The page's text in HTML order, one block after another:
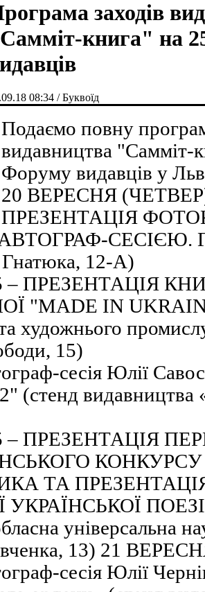
заходів
книга" на
08:34 / Буквоїд
Подаємо повну
видавництва "Самміт-
Форуму видавців у
20 ВЕРЕСНЯ
ПРЕЗЕНТАЦІЯ
СЕСІЄЮ.
Гнатюка, 12-А)
– ПРЕЗЕНТАЦІЯ
"MADE IN
та художнього
15)
сесія Юлії
(стенд
– ПРЕЗЕНТАЦІЯ
КОНКУРСУ
ТА
універсальна
13) 21
сесія Юлії